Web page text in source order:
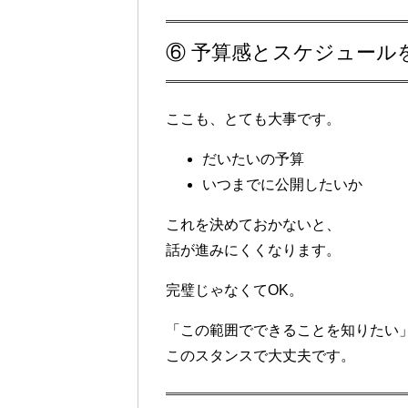
⑥ 予算感とスケジュール
ここも、とても大事です。
だいたいの予算
いつまでに公開したいか
これを決めておかないと、
話が進みにくくなります。
完璧じゃなくてOK。
「この範囲でできることを知りたい」
このスタンスで大丈夫です。